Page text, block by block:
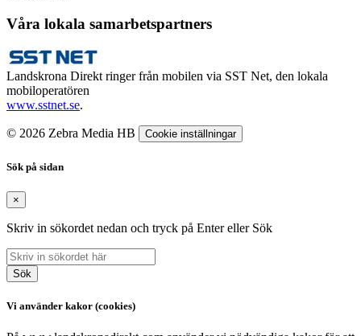
Våra lokala samarbetspartners
Landskrona Direkt ringer från mobilen via SST Net, den lokala
mobiloperatören
www.sstnet.se.
© 2026 Zebra Media HB Cookie inställningar
Sök på sidan
×
Skriv in sökordet nedan och tryck på Enter eller Sök
Sök
Vi använder kakor (cookies)